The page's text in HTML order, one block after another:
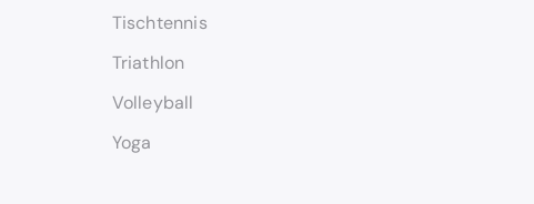
Tischtennis
Triathlon
Volleyball
Yoga